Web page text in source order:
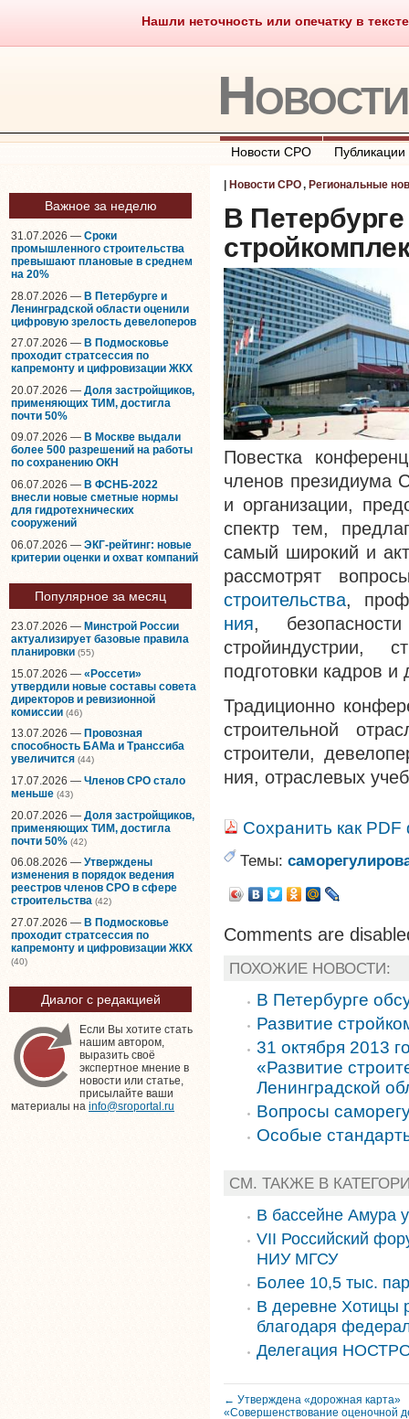
Нашли неточность или опечатку в
Саморегулирование Что
Новости СРО Публикации
Важное за неделю
31.07.2026 — Сроки
промышленного строительства
превышают плановые в среднем
на 20%
28.07.2026 — В Петербурге и
Ленинградской области оценили
цифровую зрелость девелоперов
27.07.2026 — В Подмосковье
проходит стратсессия по
капремонту и цифровизации ЖКХ
20.07.2026 — Доля застройщиков,
применяющих ТИМ, достигла
почти 50%
09.07.2026 — В Москве выдали
более 500 разрешений на работы
по сохранению ОКН
06.07.2026 — В ФСНБ-2022
внесли новые сметные нормы
для гидротехнических
сооружений
06.07.2026 — ЭКГ-рейтинг: новые
критерии оценки и охват компаний
Популярное за месяц
23.07.2026 — Минстрой России
актуализирует базовые правила
планировки (55)
15.07.2026 — «Россети»
утвердили новые составы совета
директоров и ревизионной
комиссии (46)
13.07.2026 — Провозная
способность БАМа и Транссиба
увеличится (44)
17.07.2026 — Членов СРО стало
меньше (43)
20.07.2026 — Доля застройщиков,
применяющих ТИМ, достигла
почти 50% (42)
06.08.2026 — Утверждены
изменения в порядок ведения
реестров членов СРО в сфере
строительства (42)
27.07.2026 — В Подмосковье
проходит стратсессия по
капремонту и цифровизации ЖКХ
(40)
Диалог с редакцией
Если Вы хотите стать
нашим автором,
выразить своё
экспертное мнение в
новости или статье,
присылайте ваши
материалы на info@sroportal.ru
Новости СРО, Региональные
В
Повестка
членов президиума
и организации,
спектр тем,
самый широкий и
рассмотрят
строительства,
ния,
стройиндустрии,
подготовки кадров и
Традиционно
строительной
строители,
ния, отраслевых
Сохранить как
Темы:
Comments are
ПОХОЖИЕ НОВОСТИ:
В Петербурге
Развитие
31 октября 2013
«Развитие
Ленинградской
Вопросы
Особые
СМ. ТАКЖЕ В
В бассейне Амура
VII Российский
НИУ МГСУ
Более 10,5 тыс.
В деревне Хотицы
благодаря
Делегация
← Утверждена «дорожная карта»
«Совершенствование оценочной